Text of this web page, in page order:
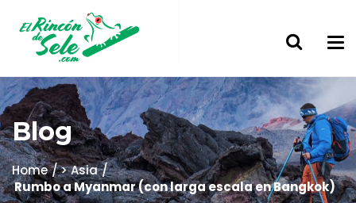
Blog
Home
> Asia
Rumbo a Myanmar (con larga escala en Bangkok)